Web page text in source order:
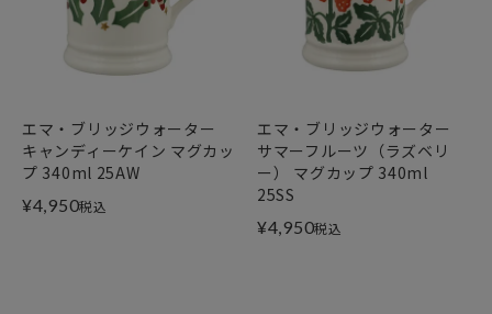
エマ・ブリッジウォーター
キャンディーケイン マグカッ
プ 340ml 25AW
¥4,950税込
エマ・ブリッジウォーター
サマーフルーツ（ラズベリ
ー） マグカップ 340ml
25SS
¥4,950税込